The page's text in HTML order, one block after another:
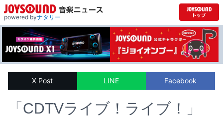
powered byナタリー
X Post LINE Facebook
「CDTVライブ！ライブ！」